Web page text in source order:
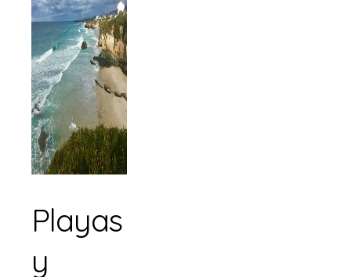
Playas
y